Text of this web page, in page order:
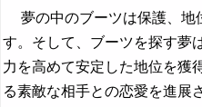
夢の中のブーツは保護、地
す。そして、ブーツを探す夢
力を高めて安定した地位を獲
る素敵な相手との恋愛を進展